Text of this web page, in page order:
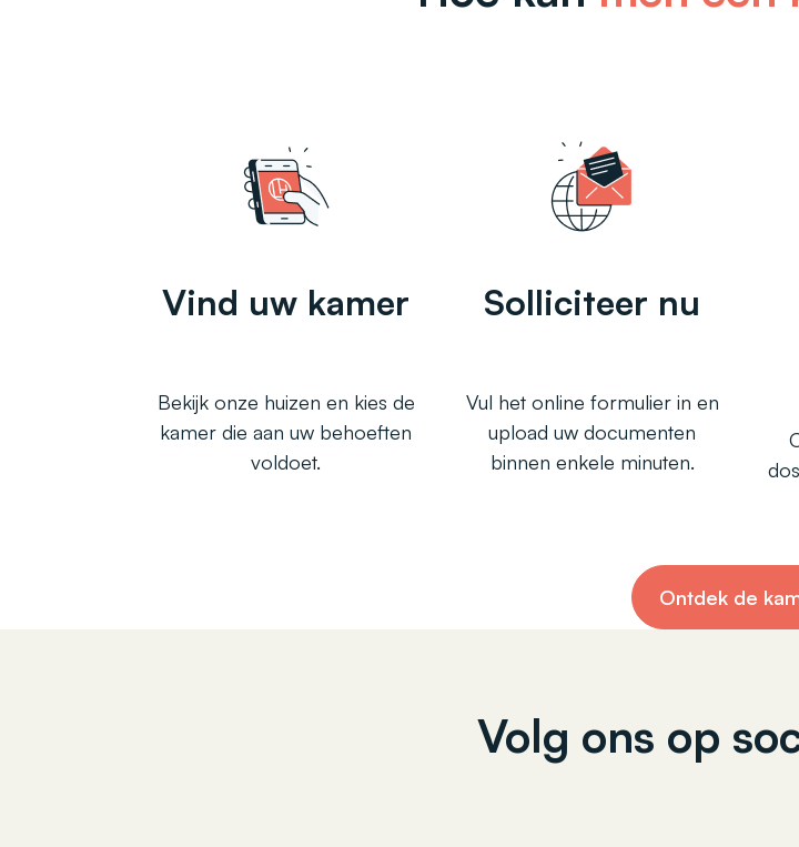
Vind uw kamer
Bekijk onze huizen en kies de
kamer die aan uw behoeften
voldoet.
Solliciteer nu
Vul het online formulier in en
upload uw documenten
binnen enkele minuten.
Ontdek de
Volg ons op